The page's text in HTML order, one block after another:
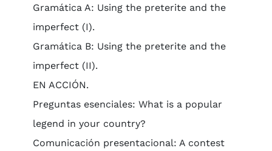
Gramática A: Using the preterite and the
imperfect (I).
Gramática B: Using the preterite and the
imperfect (II).
EN ACCIÓN.
Preguntas esenciales: What is a popular
legend in your country?
Comunicación presentacional: A contest